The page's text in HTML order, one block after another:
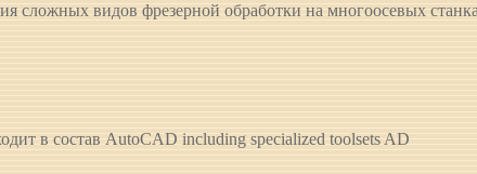
сложных видов фрезерной обработки на многоосевых
в состав AutoCAD including specialized toolsets AD